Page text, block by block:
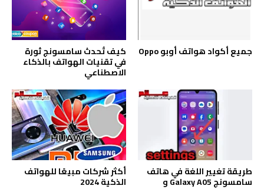
جميع أكواد هواتف أوبو Oppo كيف تُحدث سامسونج ثورة
في تقنيات الهواتف بالذكاء
الاصطناعي
طريقة تغيير اللغة في هاتف
سامسونج Galaxy A05 و
أكثر شركات مبيعًا للهواتف
الذكية 2024